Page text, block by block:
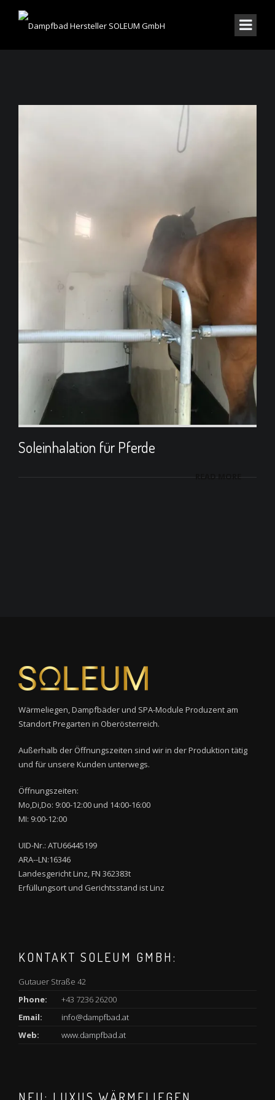
Soleinhalation für Pferde
READ MORE
Wärmeliegen, Dampfbäder und SPA-Module Produzent am
Standort Pregarten in Oberösterreich.
Außerhalb der Öffnungszeiten sind wir in der Produktion tätig
und für unsere Kunden unterwegs.
Öffnungszeiten:
Mo,Di,Do: 9:00-12:00 und 14:00-16:00
MI: 9:00-12:00
UID-Nr.: ATU66445199
ARA--LN:16346
Landesgericht Linz, FN 362383t
Erfüllungsort und Gerichtsstand ist Linz
KONTAKT SOLEUM GMBH:
Gutauer Straße 42
Phone:
+43 7236 26200
Email:
info@dampfbad.at
Web:
www.dampfbad.at
NEU: LUXUS WÄRMELIEGEN